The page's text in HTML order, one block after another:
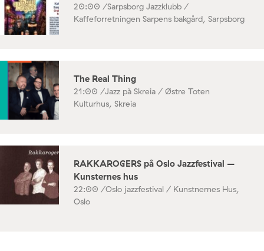
20:00 /Sarpsborg Jazzklubb /
Kaffeforretningen Sarpens bakgård, Sarpsborg
The Real Thing
21:00 /Jazz på Skreia / Østre Toten
Kulturhus, Skreia
RAKKAROGERS på Oslo Jazzfestival –
Kunsternes hus
22:00 /Oslo jazzfestival / Kunstnernes Hus,
Oslo